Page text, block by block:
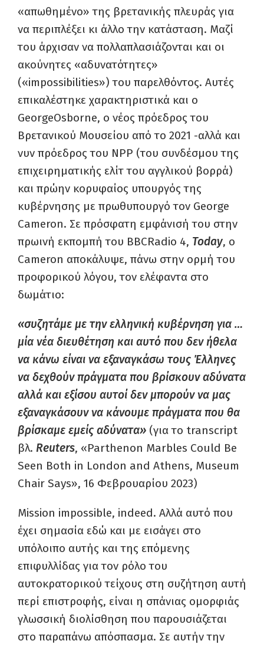
«απωθημένο» της βρετανικής πλευράς για
να περιπλέξει κι άλλο την κατάσταση. Μαζί
του άρχισαν να πολλαπλασιάζονται και οι
ακούνητες «αδυνατότητες»
(«impossibilities») του παρελθόντος. Αυτές
επικαλέστηκε χαρακτηριστικά και ο
GeorgeOsborne, ο νέος πρόεδρος του
Βρετανικού Μουσείου από το 2021 -αλλά και
νυν πρόεδρος του NPP (του συνδέσμου της
επιχειρηματικής ελίτ του αγγλικού βορρά)
και πρώην κορυφαίος υπουργός της
κυβέρνησης με πρωθυπουργό τον George
Cameron. Σε πρόσφατη εμφάνισή του στην
πρωινή εκπομπή του BBCRadio 4, Today, ο
Cameron αποκάλυψε, πάνω στην ορμή του
προφορικού λόγου, τον ελέφαντα στο
δωμάτιο:
«συζητάμε με την ελληνική κυβέρνηση για …
μία νέα διευθέτηση και αυτό που δεν ήθελα
να κάνω είναι να εξαναγκάσω τους Έλληνες
να δεχθούν πράγματα που βρίσκουν αδύνατα
αλλά και εξίσου αυτοί δεν μπορούν να μας
εξαναγκάσουν να κάνουμε πράγματα που θα
βρίσκαμε εμείς αδύνατα» (για το transcript
βλ. Reuters, «Parthenon Marbles Could Be
Seen Both in London and Athens, Museum
Chair Says», 16 Φεβρουαρίου 2023)
Mission impossible, indeed. Αλλά αυτό που
έχει σημασία εδώ και με εισάγει στο
υπόλοιπο αυτής και της επόμενης
επιφυλλίδας για τον ρόλο του
αυτοκρατορικού τείχους στη συζήτηση αυτή
περί επιστροφής, είναι η σπάνιας ομορφιάς
γλωσσική διολίσθηση που παρουσιάζεται
στο παραπάνω απόσπασμα. Σε αυτήν την